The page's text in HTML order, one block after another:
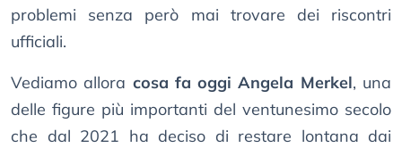
problemi senza però mai trovare dei riscontri
ufficiali.
Vediamo allora cosa fa oggi Angela Merkel, una
delle figure più importanti del ventunesimo secolo
che dal 2021 ha deciso di restare lontana dai